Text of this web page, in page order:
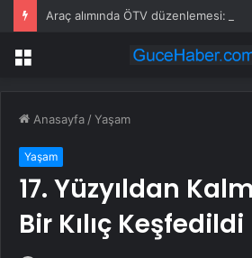
Menü
Anasayfa /Yaşam
Yaşam
17. Yüzyıldan
Bir Kılıç Keşfedildi